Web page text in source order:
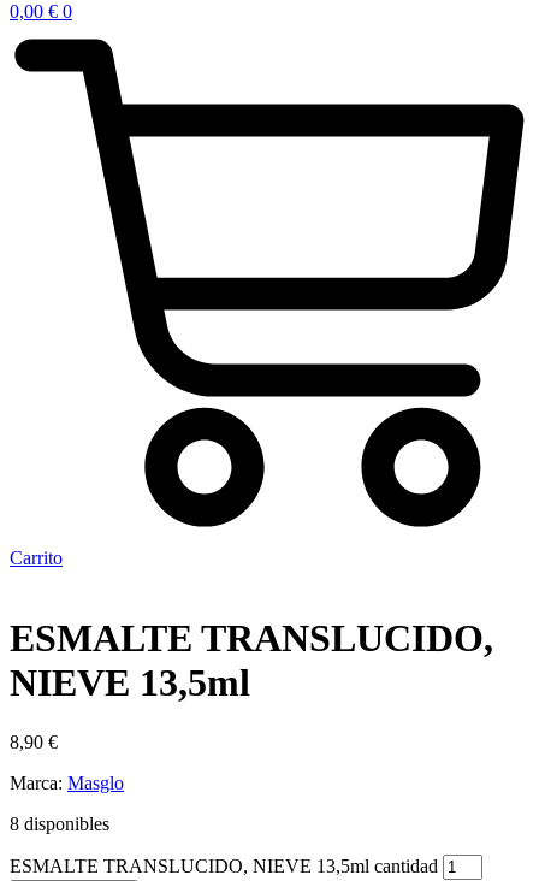
0,00 € 0
Carrito
ESMALTE TRANSLUCIDO,
NIEVE 13,5ml
8,90 €
Marca: Masglo
8 disponibles
ESMALTE TRANSLUCIDO, NIEVE 13,5ml cantidad